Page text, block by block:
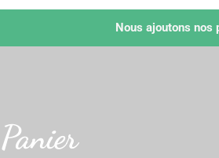
Nous ajoutons nos
Panier